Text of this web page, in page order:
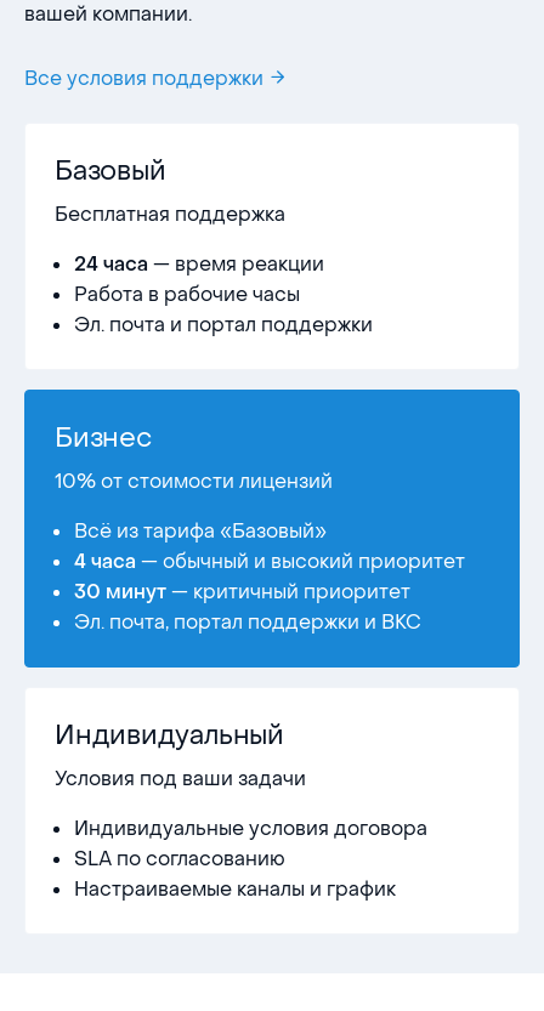
вашей компании.
Все условия поддержки
Базовый
Бесплатная поддержка
24 часа — время реакции
Работа в рабочие часы
Эл. почта и портал поддержки
Бизнес
10% от стоимости лицензий
Всё из тарифа «Базовый»
4 часа — обычный и высокий приоритет
30 минут — критичный приоритет
Эл. почта, портал поддержки и ВКС
Индивидуальный
Условия под ваши задачи
Индивидуальные условия договора
SLA по согласованию
Настраиваемые каналы и график